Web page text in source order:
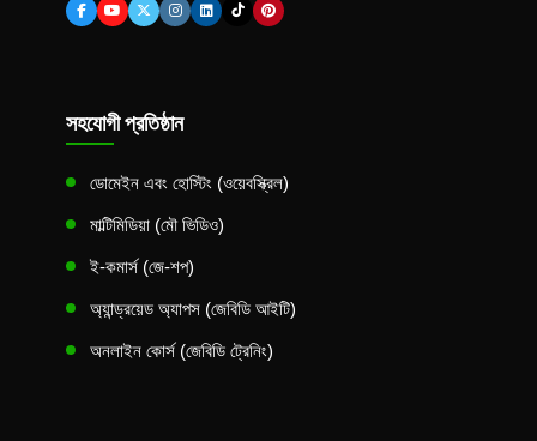
সহযোগী প্রতিষ্ঠান
ডোমেইন এবং হোস্টিং (ওয়েবস্ক্রিল)
মাল্টিমিডিয়া (মৌ ভিডিও)
ই-কমার্স (জে-শপ)
অ্যান্ড্রয়েড অ্যাপস (জেবিডি আইটি)
অনলাইন কোর্স (জেবিডি ট্রেনিং)